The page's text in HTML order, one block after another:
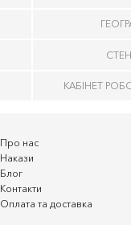
КАБІНЕТ
Про нас
Накази
Блог
Контакти
Оплата та доставка